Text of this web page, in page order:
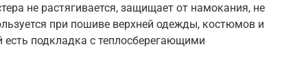
не растягивается, защищает от намокания, не
при пошиве верхней одежды, костюмов и
подкладка с теплосберегающими